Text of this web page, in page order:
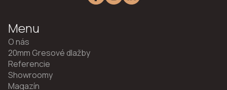
Menu
O nás
20mm Gresové dlažby
Referencie
Showroomy
Magazín